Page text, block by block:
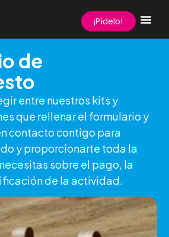
¡Pídelo!
de
entre nuestros kits y
que rellenar el formulario y
contacto contigo para
y proporcionarte toda la
sobre el pago, la
de la actividad.